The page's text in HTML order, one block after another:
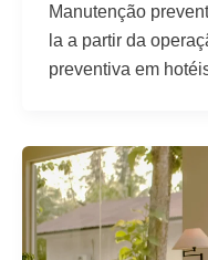
Manutenção
la a partir da
preventiva em